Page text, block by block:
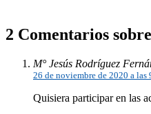
2 Comentarios
M° Jesús Rodríguez
26 de noviembre de 2020 a las
Quisiera participar en las